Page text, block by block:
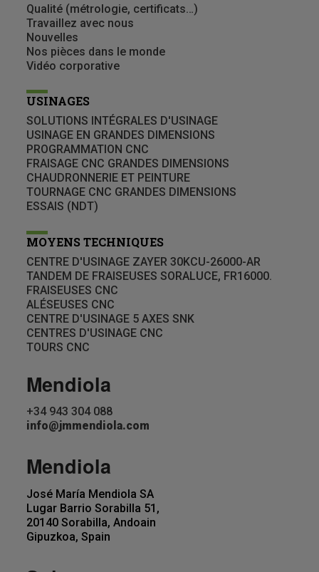
Qualité (métrologie, certificats…)
Travaillez avec nous
Nouvelles
Nos pièces dans le monde
Vidéo corporative
USINAGES
SOLUTIONS INTÉGRALES D'USINAGE
USINAGE EN GRANDES DIMENSIONS
PROGRAMMATION CNC
FRAISAGE CNC GRANDES DIMENSIONS
CHAUDRONNERIE ET PEINTURE
TOURNAGE CNC GRANDES DIMENSIONS
ESSAIS (NDT)
MOYENS TECHNIQUES
CENTRE D'USINAGE ZAYER 30KCU-26000-AR
TANDEM DE FRAISEUSES SORALUCE, FR16000.
FRAISEUSES CNC
ALÉSEUSES CNC
CENTRE D'USINAGE 5 AXES SNK
CENTRES D'USINAGE CNC
TOURS CNC
Mendiola
+34 943 304 088
info@jmmendiola.com
Mendiola
José María Mendiola SA
Lugar Barrio Sorabilla 51,
20140 Sorabilla, Andoain
Gipuzkoa, Spain